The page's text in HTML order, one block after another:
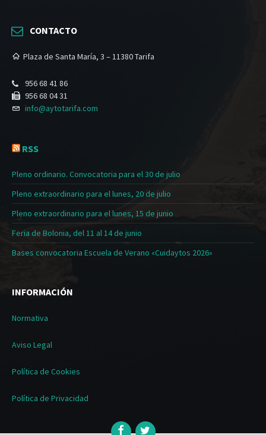
CONTACTO
Plaza de Santa María, 3 – 11380 Tarifa
956 68 41 86
956 68 04 31
info@aytotarifa.com
RSS
Pleno ordinario. Convocatoria para el 30 de julio
Pleno extraordinario para el lunes, 20 de julio
Pleno extraordinario para el lunes, 15 de junio
Feria de Bolonia, del 11 al 14 de junio
Bases convocatoria Escuela de Verano «Cuidaytos 2026»
INFORMACIÓN
Normativa
Aviso Legal
Política de Cookies
Política de Privacidad